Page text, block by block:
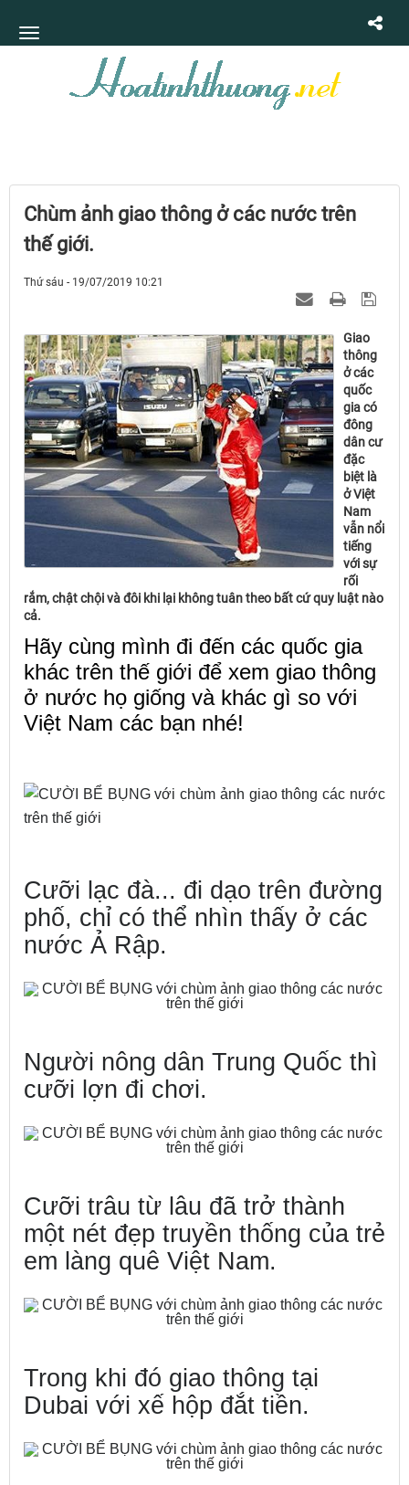
Chùm ảnh giao thông ở các nước trên
thế giới.
Thứ sáu - 19/07/2019 10:21
Giao
thông
ở các
quốc
gia có
đông
dân cư
đặc
biệt là
ở Việt
Nam
vẫn nổi
tiếng
với sự
rối
rắm, chật chội và đôi khi lại không tuân theo bất cứ quy luật nào
cả.
Hãy cùng mình đi đến các quốc gia
khác trên thế giới để xem giao thông
ở nước họ giống và khác gì so với
Việt Nam các bạn nhé!
Cưỡi lạc đà... đi dạo trên đường
phố, chỉ có thể nhìn thấy ở các
nước Ả Rập.
Người nông dân Trung Quốc thì
cưỡi lợn đi chơi.
Cưỡi trâu từ lâu đã trở thành
một nét đẹp truyền thống của trẻ
em làng quê Việt Nam.
Trong khi đó giao thông tại
Dubai với xế hộp đắt tiền.